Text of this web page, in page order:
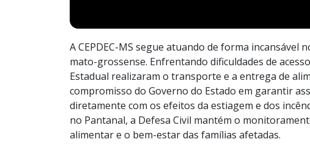
A CEPDEC-MS segue atuando de forma
mato-grossense. Enfrentando dificuldades de
Estadual realizaram o transporte e a entrega de
compromisso do Governo do Estado em garantir
diretamente com os efeitos da estiagem e dos
no Pantanal, a Defesa Civil mantém o
alimentar e o bem-estar das famílias afetadas.